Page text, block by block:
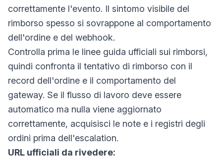
correttamente l'evento. Il sintomo visibile del
rimborso spesso si sovrappone al comportamento
dell'ordine e del webhook.
Controlla prima le linee guida ufficiali sui rimborsi,
quindi confronta il tentativo di rimborso con il
record dell'ordine e il comportamento del
gateway. Se il flusso di lavoro deve essere
automatico ma nulla viene aggiornato
correttamente, acquisisci le note e i registri degli
ordini prima dell'escalation.
URL ufficiali da rivedere: